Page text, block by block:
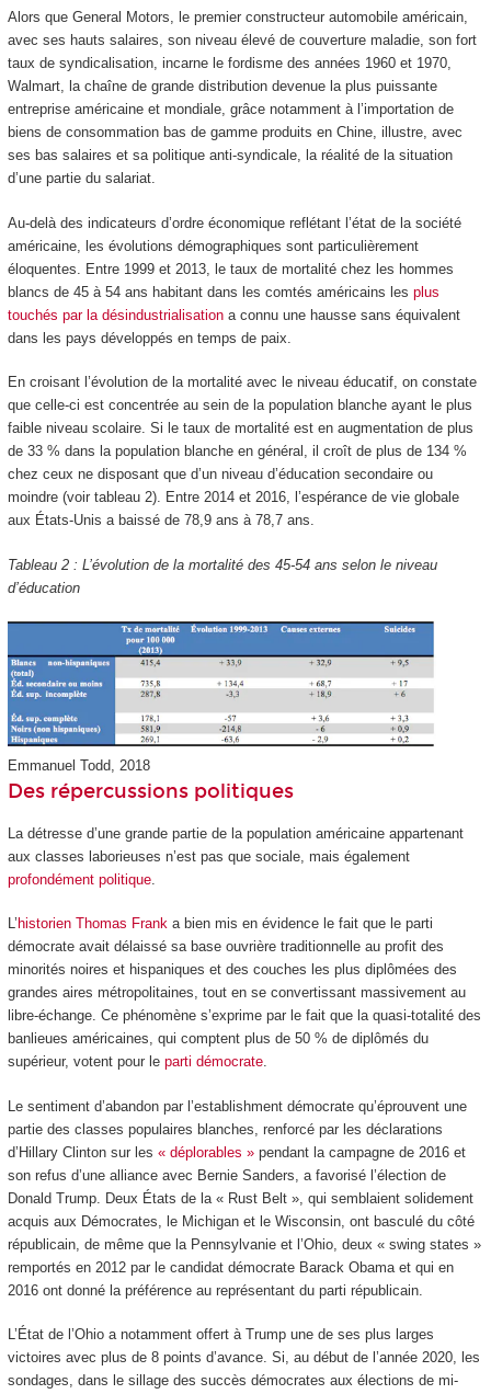
Alors que General Motors, le premier constructeur automobile américain,
avec ses hauts salaires, son niveau élevé de couverture maladie, son fort
taux de syndicalisation, incarne le fordisme des années 1960 et 1970,
Walmart, la chaîne de grande distribution devenue la plus puissante
entreprise américaine et mondiale, grâce notamment à l’importation de
biens de consommation bas de gamme produits en Chine, illustre, avec
ses bas salaires et sa politique anti-syndicale, la réalité de la situation
d’une partie du salariat.
Au-delà des indicateurs d’ordre économique reflétant l’état de la société
américaine, les évolutions démographiques sont particulièrement
éloquentes. Entre 1999 et 2013, le taux de mortalité chez les hommes
blancs de 45 à 54 ans habitant dans les comtés américains les plus
touchés par la désindustrialisationa connu une hausse sans équivalent
dans les pays développés en temps de paix.
En croisant l’évolution de la mortalité avec le niveau éducatif, on constate
que celle-ci est concentrée au sein de la population blanche ayant le plus
faible niveau scolaire. Si le taux de mortalité est en augmentation de plus
de 33 % dans la population blanche en général, il croît de plus de 134 %
chez ceux ne disposant que d’un niveau d’éducation secondaire ou
moindre (voir tableau 2). Entre 2014 et 2016, l’espérance de vie globale
aux États-Unis a baissé de 78,9 ans à 78,7 ans.
Tableau 2 : L’évolution de la mortalité des 45-54 ans selon le niveau
d’éducation
Emmanuel Todd, 2018
Des répercussions politiques
La détresse d’une grande partie de la population américaine appartenant
aux classes laborieuses n’est pas que sociale, mais également
profondément politique.
L’ historien Thomas Franka bien mis en évidence le fait que le parti
démocrate avait délaissé sa base ouvrière traditionnelle au profit des
minorités noires et hispaniques et des couches les plus diplômées des
grandes aires métropolitaines, tout en se convertissant massivement au
libre-échange. Ce phénomène s’exprime par le fait que la quasi-totalité des
banlieues américaines, qui comptent plus de 50 % de diplômés du
supérieur, votent pour le parti démocrate.
Le sentiment d’abandon par l’establishment démocrate qu’éprouvent une
partie des classes populaires blanches, renforcé par les déclarations
d’Hillary Clinton sur les « déplorables »pendant la campagne de 2016 et
son refus d’une alliance avec Bernie Sanders, a favorisé l’élection de
Donald Trump. Deux États de la « Rust Belt », qui semblaient solidement
acquis aux Démocrates, le Michigan et le Wisconsin, ont basculé du côté
républicain, de même que la Pennsylvanie et l’Ohio, deux « swing states »
remportés en 2012 par le candidat démocrate Barack Obama et qui en
2016 ont donné la préférence au représentant du parti républicain.
L’État de l’Ohio a notamment offert à Trump une de ses plus larges
victoires avec plus de 8 points d’avance. Si, au début de l’année 2020, les
sondages, dans le sillage des succès démocrates aux élections de mi-